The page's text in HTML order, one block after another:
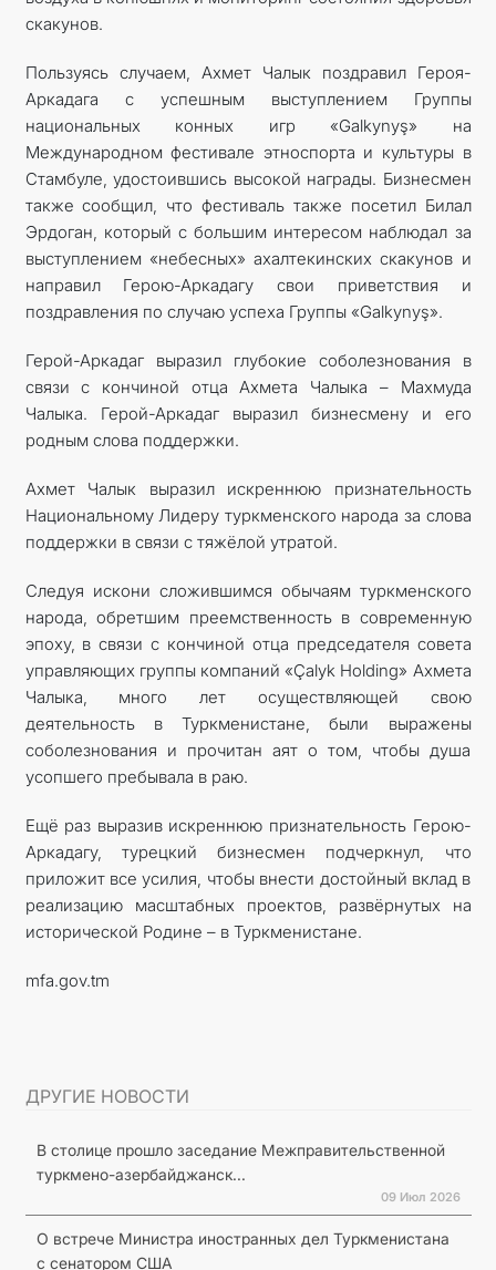
скакунов.
Пользуясь случаем, Ахмет Чалык поздравил Героя-
Аркадага с успешным выступлением Группы
национальных конных игр «Galkynyş» на
Международном фестивале этноспорта и культуры в
Стамбуле, удостоившись высокой награды. Бизнесмен
также сообщил, что фестиваль также посетил Билал
Эрдоган, который с большим интересом наблюдал за
выступлением «небесных» ахалтекинских скакунов и
направил Герою-Аркадагу свои приветствия и
поздравления по случаю успеха Группы «Galkynyş».
Герой-Аркадаг выразил глубокие соболезнования в
связи с кончиной отца Ахмета Чалыка – Махмуда
Чалыка. Герой-Аркадаг выразил бизнесмену и его
родным слова поддержки.
Ахмет Чалык выразил искреннюю признательность
Национальному Лидеру туркменского народа за слова
поддержки в связи с тяжёлой утратой.
Следуя искони сложившимся обычаям туркменского
народа, обретшим преемственность в современную
эпоху, в связи с кончиной отца председателя совета
управляющих группы компаний «Çalyk Holding» Ахмета
Чалыка, много лет осуществляющей свою
деятельность в Туркменистане, были выражены
соболезнования и прочитан аят о том, чтобы душа
усопшего пребывала в раю.
Ещё раз выразив искреннюю признательность Герою-
Аркадагу, турецкий бизнесмен подчеркнул, что
приложит все усилия, чтобы внести достойный вклад в
реализацию масштабных проектов, развёрнутых на
исторической Родине – в Туркменистане.
mfa.gov.tm
ДРУГИЕ НОВОСТИ
В столице прошло заседание Межправительственной
туркмено-азербайджанск...
09 Июл 2026
О встрече Министра иностранных дел Туркменистана
с сенатором США